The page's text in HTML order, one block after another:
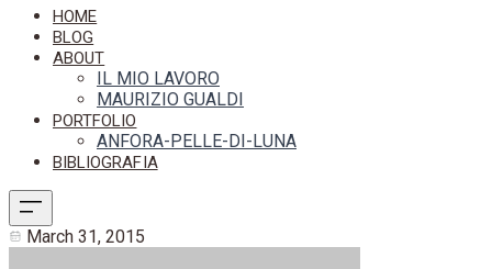
HOME
BLOG
ABOUT
IL MIO LAVORO
MAURIZIO GUALDI
PORTFOLIO
ANFORA-PELLE-DI-LUNA
BIBLIOGRAFIA
March 31, 2015